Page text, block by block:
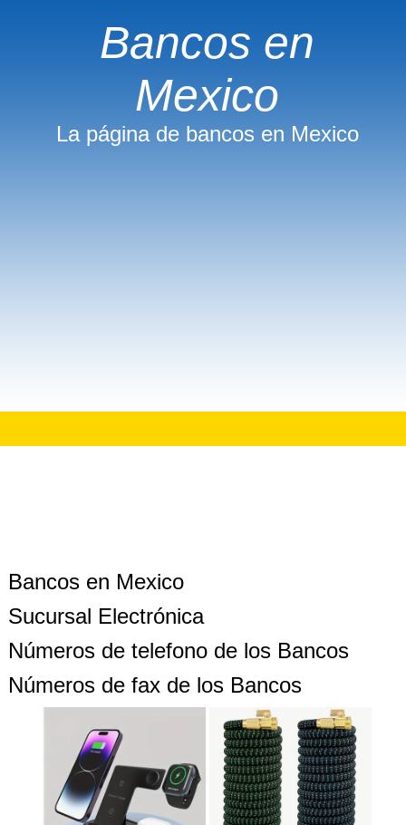
Bancos en
Mexico
La página de bancos en Mexico
Bancos en Mexico
Sucursal Electrónica
Números de telefono de los Bancos
Números de fax de los Bancos